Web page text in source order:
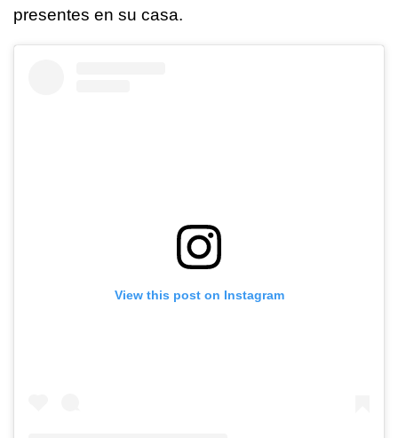
presentes en su casa.
View this post on Instagram